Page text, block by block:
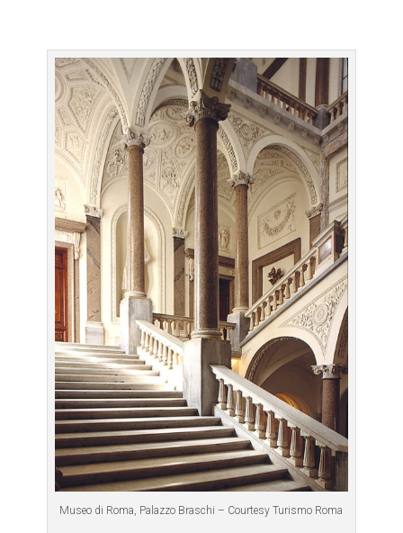
Museo di Roma, Palazzo Braschi – Courtesy Turismo Roma